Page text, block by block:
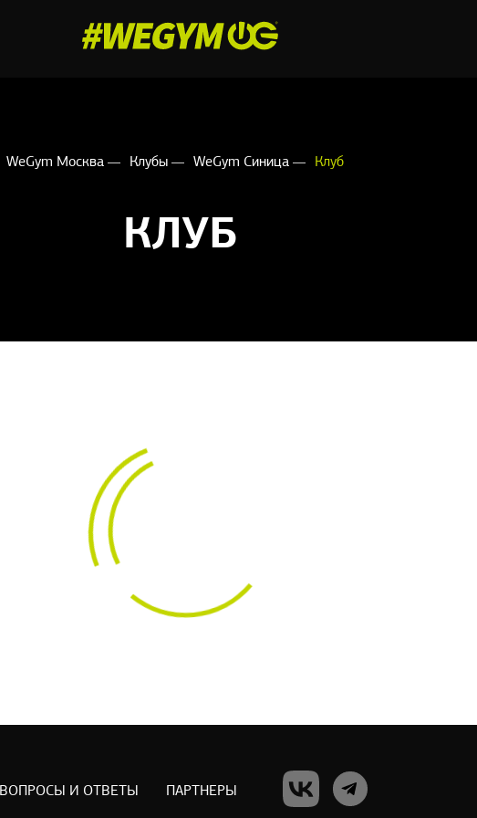
WeGym Москва Клубы WeGym Синица Клуб
КЛУБ
ВОПРОСЫ И ОТВЕТЫ ПАРТНЕРЫ